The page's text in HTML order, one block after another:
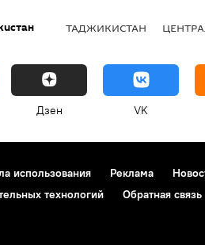
ТАДЖИКИСТАН
Дзен VK
использования Реклама
технологий
Обратная связь